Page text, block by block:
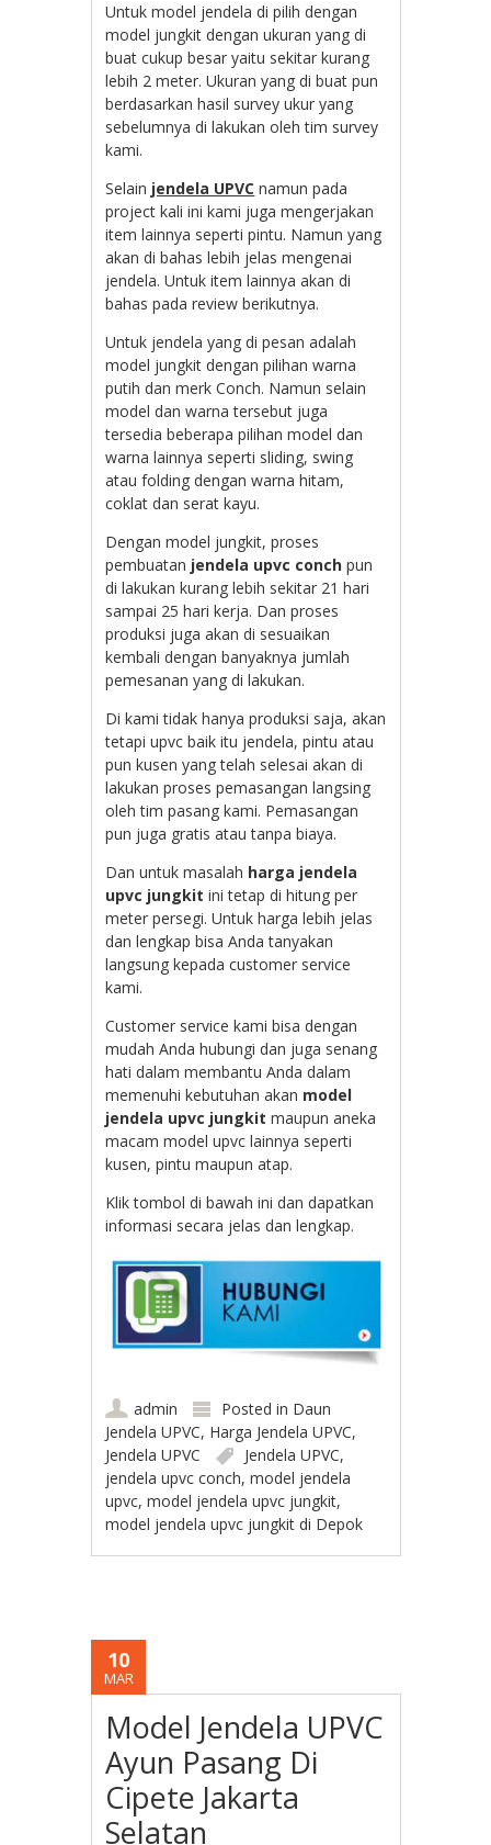
Untuk model jendela di pilih dengan
model jungkit dengan ukuran yang di
buat cukup besar yaitu sekitar kurang
lebih 2 meter. Ukuran yang di buat pun
berdasarkan hasil survey ukur yang
sebelumnya di lakukan oleh tim survey
kami.
Selain jendela UPVC namun pada
project kali ini kami juga mengerjakan
item lainnya seperti pintu. Namun yang
akan di bahas lebih jelas mengenai
jendela. Untuk item lainnya akan di
bahas pada review berikutnya.
Untuk jendela yang di pesan adalah
model jungkit dengan pilihan warna
putih dan merk Conch. Namun selain
model dan warna tersebut juga
tersedia beberapa pilihan model dan
warna lainnya seperti sliding, swing
atau folding dengan warna hitam,
coklat dan serat kayu.
Dengan model jungkit, proses
pembuatan jendela upvc conch pun
di lakukan kurang lebih sekitar 21 hari
sampai 25 hari kerja. Dan proses
produksi juga akan di sesuaikan
kembali dengan banyaknya jumlah
pemesanan yang di lakukan.
Di kami tidak hanya produksi saja, akan
tetapi upvc baik itu jendela, pintu atau
pun kusen yang telah selesai akan di
lakukan proses pemasangan langsing
oleh tim pasang kami. Pemasangan
pun juga gratis atau tanpa biaya.
Dan untuk masalah harga jendela
upvc jungkit ini tetap di hitung per
meter persegi. Untuk harga lebih jelas
dan lengkap bisa Anda tanyakan
langsung kepada customer service
kami.
Customer service kami bisa dengan
mudah Anda hubungi dan juga senang
hati dalam membantu Anda dalam
memenuhi kebutuhan akan model
jendela upvc jungkitmaupun aneka
macam model upvc lainnya seperti
kusen, pintu maupun atap.
Klik tombol di bawah ini dan dapatkan
informasi secara jelas dan lengkap.
admin Posted in Daun
Jendela UPVC, Harga Jendela UPVC,
Jendela UPVC
Jendela UPVC,
jendela upvc conch,model jendela
upvc,model jendela upvc jungkit,
model jendela upvc jungkit di Depok
10
MAR
Model Jendela UPVC
Ayun Pasang Di
Cipete Jakarta
Selatan